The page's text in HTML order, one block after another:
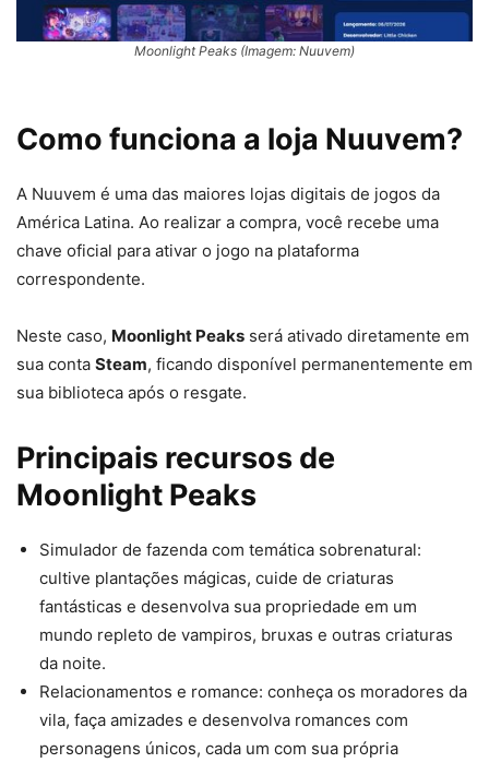
Moonlight Peaks (Imagem: Nuuvem)
Como funciona a loja Nuuvem?
A Nuuvem é uma das maiores lojas digitais de jogos da
América Latina. Ao realizar a compra, você recebe uma
chave oficial para ativar o jogo na plataforma
correspondente.
Neste caso, Moonlight Peaks será ativado diretamente em
sua conta Steam, ficando disponível permanentemente em
sua biblioteca após o resgate.
Principais recursos de
Moonlight Peaks
Simulador de fazenda com temática sobrenatural:
cultive plantações mágicas, cuide de criaturas
fantásticas e desenvolva sua propriedade em um
mundo repleto de vampiros, bruxas e outras criaturas
da noite.
Relacionamentos e romance: conheça os moradores da
vila, faça amizades e desenvolva romances com
personagens únicos, cada um com sua própria